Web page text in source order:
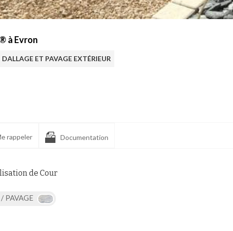
à Evron
DALLAGE ET PAVAGE EXTÉRIEUR
rappeler Documentation
de Cour
PAVAGE